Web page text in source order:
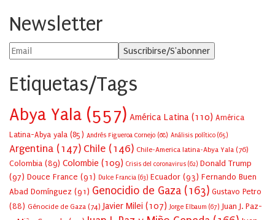
Newsletter
Etiquetas/Tags
Abya Yala (557) América Latina (110) América
Latina-Abya yala (85) Andrés Figueroa Cornejo (68) Análisis político (65)
Argentina (147) Chile (146) Chile-America latina-Abya Yala (76)
Colombia (89) Colombie (109) Crisis del coronavirus (62) Donald Trump
(97) Douce France (91) Dulce Francia (63) Ecuador (93) Fernando Buen
Abad Domínguez (91) Genocidio de Gaza (163) Gustavo Petro
(88) Génocide de Gaza (74) Javier Milei (107) Jorge Elbaum (67) Juan J. Paz-